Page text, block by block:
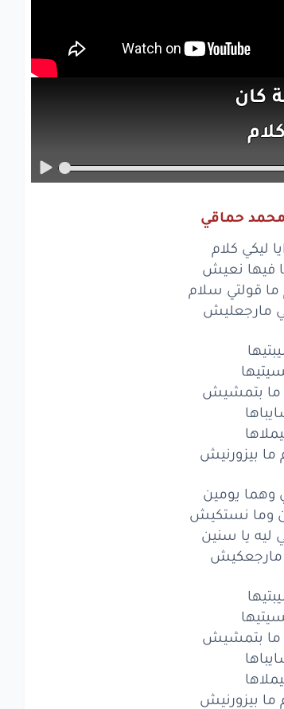
كان
بتستنانا
سلام
نسيتيها
سايباها
هيملاها
ليلي
نسيتيها
حماقي
ليكي كلام
فيها نعيش
قولتي سلام
مارجعليش
ما بتمشيش
ما بيزورنيش
وهما يومين
وما نستكيش
ليه يا سنين
مارجعكيش
ما بتمشيش
ما بيزورنيش